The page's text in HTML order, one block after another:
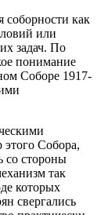
соборности как
или
задач. По
понимание
Соборе 1917-
этого Собора,
со стороны
так
которых
свергались